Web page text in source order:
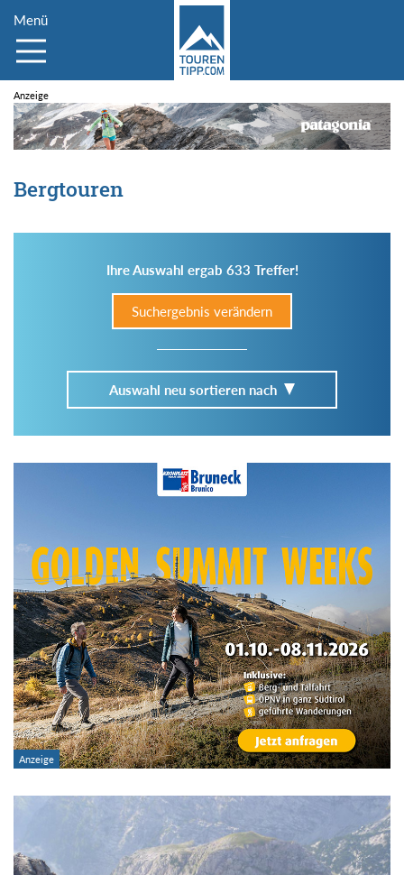
Menü
Bergtouren
Ihre Auswahl ergab 633 Treffer!
Suchergebnis verändern
Auswahl neu sortieren nach
Im Tourenarchiv suchen
Region:
Gebirge:
Art der Tour:
Schwierigkeitsgrad:
bis